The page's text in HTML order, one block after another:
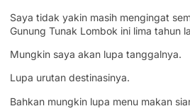
Saya tidak yakin masih mengingat
Gunung Tunak Lombok ini lima tahun
Mungkin saya akan lupa tanggalnya.
Lupa urutan destinasinya.
Bahkan mungkin lupa menu makan